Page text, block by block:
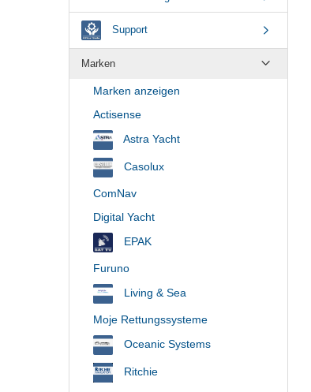
Support
Marken
Marken anzeigen
Actisense
Astra Yacht
Casolux
ComNav
Digital Yacht
EPAK
Furuno
Living & Sea
Moje Rettungssysteme
Oceanic Systems
Ritchie